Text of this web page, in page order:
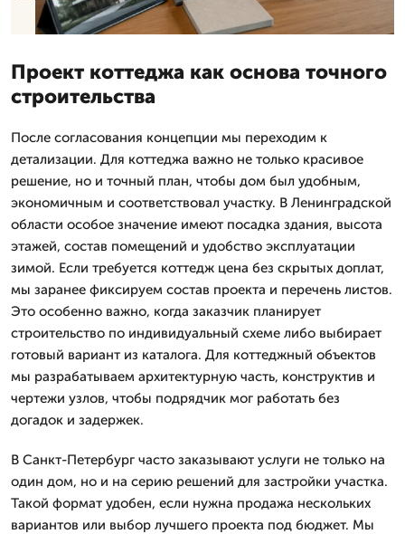
Проект коттеджа как основа точного
строительства
После согласования концепции мы переходим к
детализации. Для коттеджа важно не только красивое
решение, но и точный план, чтобы дом был удобным,
экономичным и соответствовал участку. В Ленинградской
области особое значение имеют посадка здания, высота
этажей, состав помещений и удобство эксплуатации
зимой. Если требуется коттедж цена без скрытых доплат,
мы заранее фиксируем состав проекта и перечень листов.
Это особенно важно, когда заказчик планирует
строительство по индивидуальный схеме либо выбирает
готовый вариант из каталога. Для коттеджный объектов
мы разрабатываем архитектурную часть, конструктив и
чертежи узлов, чтобы подрядчик мог работать без
догадок и задержек.
В Санкт-Петербург часто заказывают услуги не только на
один дом, но и на серию решений для застройки участка.
Такой формат удобен, если нужна продажа нескольких
вариантов или выбор лучшего проекта под бюджет. Мы